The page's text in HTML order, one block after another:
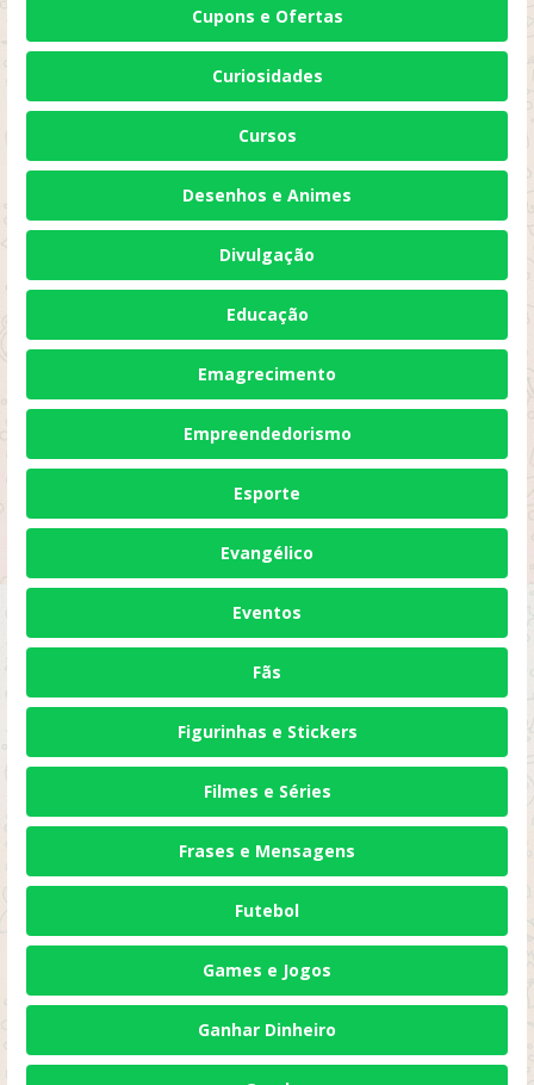
Cupons e Ofertas
Curiosidades
Cursos
Desenhos e Animes
Divulgação
Educação
Emagrecimento
Empreendedorismo
Esporte
Evangélico
Eventos
Fãs
Figurinhas e Stickers
Filmes e Séries
Frases e Mensagens
Futebol
Games e Jogos
Ganhar Dinheiro